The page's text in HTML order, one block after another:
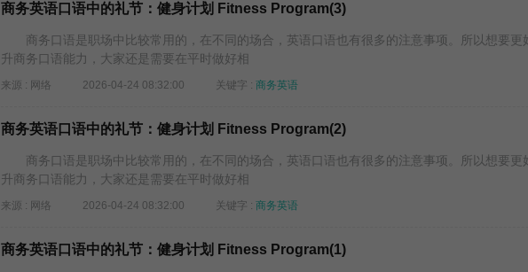
商务英语口语中的礼节：健身计划 Fitness Program(3)
商务口语是职场中比较常用的，在不同的场合，英语口语也有很多的注意事项。所以想要更
升商务口语能力，大家还是需要在平时做好相
来源 : 网络 2026-04-24 08:32:00 关键字 : 商务英语
商务英语口语中的礼节：健身计划 Fitness Program(2)
商务口语是职场中比较常用的，在不同的场合，英语口语也有很多的注意事项。所以想要更
升商务口语能力，大家还是需要在平时做好相
来源 : 网络 2026-04-24 08:32:00 关键字 : 商务英语
商务英语口语中的礼节：健身计划 Fitness Program(1)